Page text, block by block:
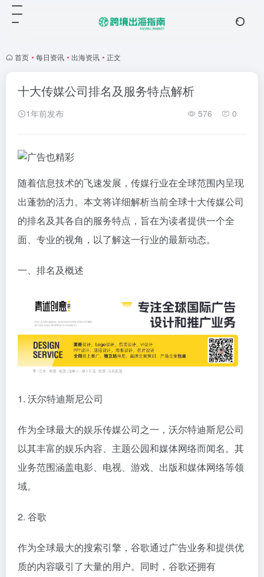
首页 • 每日资讯 • 出海资讯 • 正文
十大传媒公司排名及服务特点解析
1年前发布 576 0
随着信息技术的飞速发展，传媒行业在全球范围内呈现
出蓬勃的活力。本文将详细解析当前全球十大传媒公司
的排名及其各自的服务特点，旨在为读者提供一个全
面、专业的视角，以了解这一行业的最新动态。
一、排名及概述
1. 沃尔特迪斯尼公司
作为全球最大的娱乐传媒公司之一，沃尔特迪斯尼公司
以其丰富的娱乐内容、主题公园和媒体网络而闻名。其
业务范围涵盖电影、电视、游戏、出版和媒体网络等领
域。
2. 谷歌
作为全球最大的搜索引擎，谷歌通过广告业务和提供优
质的内容吸引了大量的用户。同时，谷歌还拥有